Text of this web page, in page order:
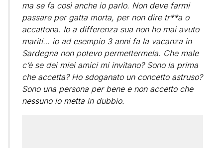
ma se fa così anche io parlo. Non deve farmi
passare per gatta morta, per non dire tr**a o
accattona. Io a differenza sua non ho mai avuto
mariti… io ad esempio 3 anni fa la vacanza in
Sardegna non potevo permettermela. Che male
c’è se dei miei amici mi invitano? Sono la prima
che accetta? Ho sdoganato un concetto astruso?
Sono una persona per bene e non accetto che
nessuno lo metta in dubbio.